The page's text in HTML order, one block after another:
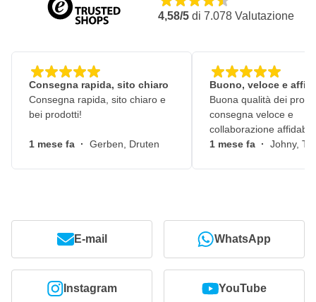
4,58/5 di 7.078 Valutazione
Consegna rapida, sito chiaro
Consegna rapida, sito chiaro e
bei prodotti!
1 mese fa · Gerben, Druten
Buono, veloce e
Buona qualità dei
consegna veloce e
collaborazione
1 mese fa · Johny,
E-mail WhatsApp
Instagram YouTube